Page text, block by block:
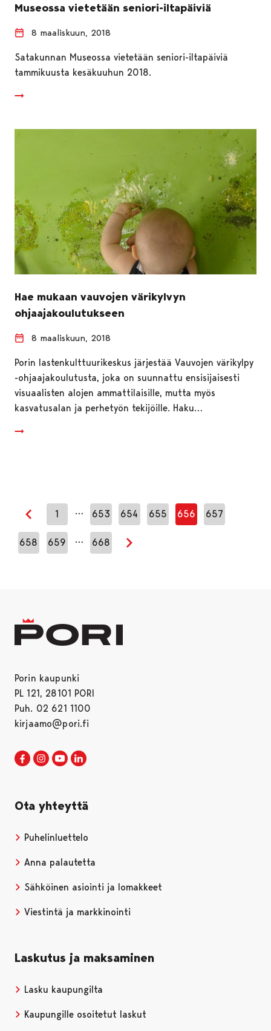
Museossa vietetään seniori-iltapäiviä
8 maaliskuun, 2018
Satakunnan Museossa vietetään seniori-iltapäiviä
tammikuusta kesäkuuhun 2018.
Hae mukaan vauvojen värikylvyn
ohjaajakoulutukseen
8 maaliskuun, 2018
Porin lastenkulttuurikeskus järjestää Vauvojen värikylpy
-ohjaajakoulutusta, joka on suunnattu ensisijaisesti
visuaalisten alojen ammattilaisille, mutta myös
kasvatusalan ja perhetyön tekijöille. Haku…
Edellinen sivu
1 … 653 654 655 656 657
658 659 … 668
Seuraava sivu
Porin kaupunki
PL 121, 28101 PORI
Puh. 02 621 1100
kirjaamo@pori.fi
Porin kaupunki Facebookissa
Avautuu uudessa välilehdessä
Porin kaupunki Instagramissa
Avautuu uudessa välilehdessä
Porin kaupunki Youtubessa
Avautuu uudessa välilehdessä
Ota yhteyttä
Puhelinluettelo
Anna palautetta
Sähköinen asiointi ja lomakkeet
Viestintä ja markkinointi
Laskutus ja maksaminen
Lasku kaupungilta
Kaupungille osoitetut laskut